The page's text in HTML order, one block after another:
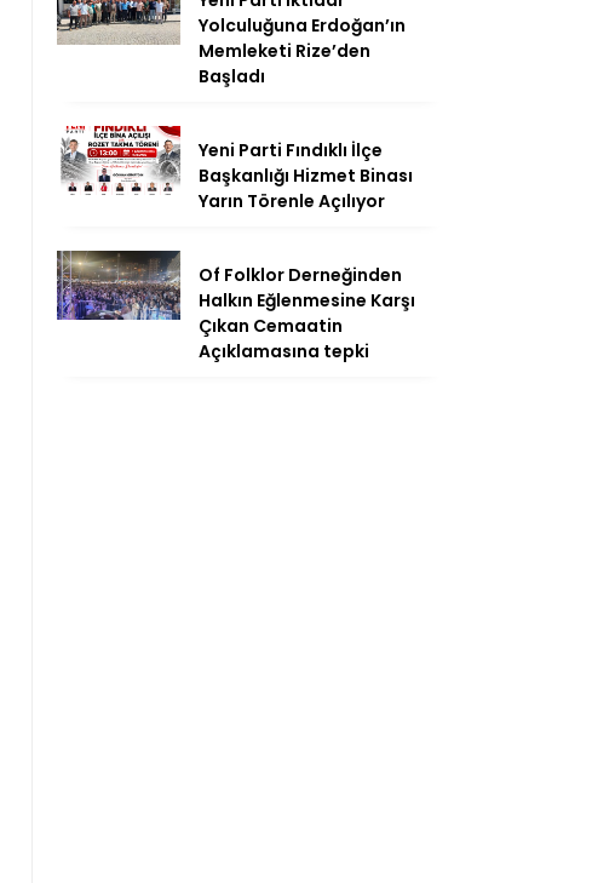
Yolculuğuna Erdoğan’ın
Memleketi Rize’den
Başladı
Yeni Parti Fındıklı İlçe
Başkanlığı Hizmet Binası
Yarın Törenle Açılıyor
Of Folklor Derneğinden
Halkın Eğlenmesine Karşı
Çıkan Cemaatin
Açıklamasına tepki